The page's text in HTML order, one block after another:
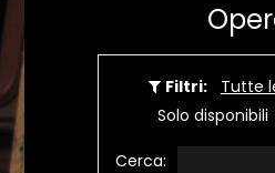
Filtri:
Tutte
Solo disponibili
Cerca: